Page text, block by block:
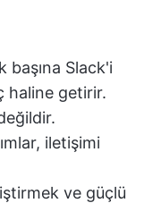
Slack'i
haline getirir.
iletişimi
ve güçlü